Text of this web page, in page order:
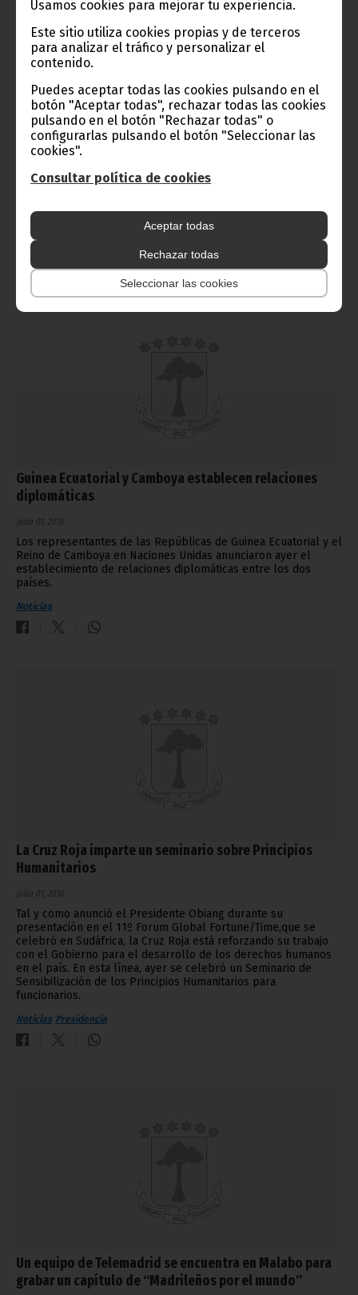
Usamos cookies para mejorar tu experiencia.
Este sitio utiliza cookies propias y de terceros
para analizar el tráfico y personalizar el
contenido.
Puedes aceptar todas las cookies pulsando en el
botón "Aceptar todas", rechazar todas las cookies
pulsando en el botón "Rechazar todas" o
configurarlas pulsando el botón "Seleccionar las
cookies".
Consultar política de cookies
Aceptar todas
Rechazar todas
Seleccionar las cookies
Guinea Ecuatorial participa en la reunión de la ITSO, en
Washington
julio 02, 2010
Carmelo Martín Modu Ebuka, Secretario de Estado para
Tecnología y Telecomunicaciones, ha encabezado la delegación
de la República de Guinea Ecuatorial asistente a la 34
Asamblea de Partes de la Organización Internacional de
desde el 21 al 25 de junio en Washington.
Noticias
Guinea Ecuatorial y Camboya establecen relaciones
diplomáticas
julio 01, 2010
Los representantes de las Repúblicas de Guinea Ecuatorial y el
Reino de Camboya en Naciones Unidas anunciaron ayer el
establecimiento de relaciones diplomáticas entre los dos
países.
Noticias
La Cruz Roja imparte un seminario sobre Principios
Humanitarios
julio 01, 2010
Tal y como anunció el Presidente Obiang durante su
presentación en el 11º Forum Global Fortune/Time,que se
celebró en Sudáfrica, la Cruz Roja está reforzando su trabajo
con el Gobierno para el desarrollo de los derechos humanos
en el país. En esta línea, ayer se celebró un Seminario de
Sensibilización de los Principios Humanitarios para
funcionarios.
Noticias Presidencia
Un equipo de Telemadrid se encuentra en Malabo para
grabar un capítulo de “Madrileños por el mundo”